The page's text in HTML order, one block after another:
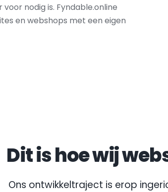
nodig is. Fyndable.online
en webshops met een eigen
Dit is hoe wij
Ons ontwikkeltraject is erop